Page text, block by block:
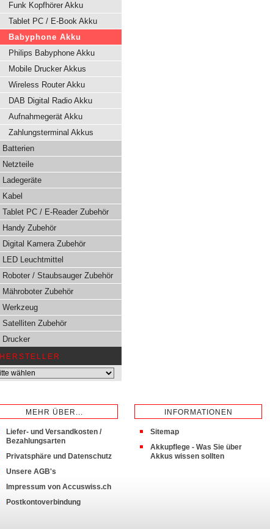
Funk Kopfhörer Akku
Tablet PC / E-Book Akku
Babyphone Akku
Philips Babyphone Akku
Mobile Drucker Akkus
Wireless Router Akku
DAB Digital Radio Akku
Aufnahmegerät Akku
Zahlungsterminal Akkus
Batterien
Netzteile
Ladegeräte
Kabel
Tablet PC / E-Reader Zubehör
Handy Zubehör
Digital Kamera Zubehör
LED Leuchtmittel
Roboter / Staubsauger Zubehör
Mähroboter Zubehör
Werkzeug
Satelliten Zubehör
Drucker
HERSTELLER
MEHR ÜBER...
Liefer- und Versandkosten /
Bezahlungsarten
Privatsphäre und Datenschutz
Unsere AGB's
Impressum von Accuswiss.ch
Postkontoverbindung
INFORMATIONEN
Sitemap
Akkupflege - Was Sie über
Akkus wissen sollten